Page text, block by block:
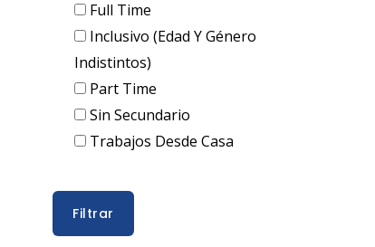
Full Time
Inclusivo (edad Y Género
Indistintos)
Part Time
Sin Secundario
Trabajos Desde Casa